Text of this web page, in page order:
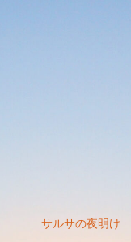
サルサの夜明け